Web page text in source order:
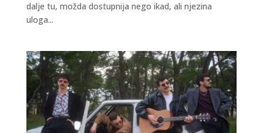
dalje tu, možda dostupnija nego ikad, ali njezina
uloga...